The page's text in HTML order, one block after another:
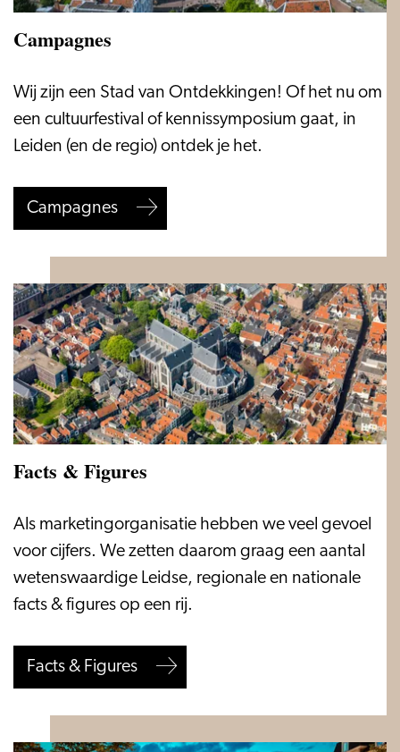
Campagnes
Campagnes
Wij zijn een Stad van Ontdekkingen! Of het nu om
een cultuurfestival of kennissymposium gaat, in
Leiden (en de regio) ontdek je het.
Campagnes
Facts & Figures
Facts
&
Figures
Als marketingorganisatie hebben we veel gevoel
voor cijfers. We zetten daarom graag een aantal
wetenswaardige Leidse, regionale en nationale
facts & figures op een rij.
Facts & Figures